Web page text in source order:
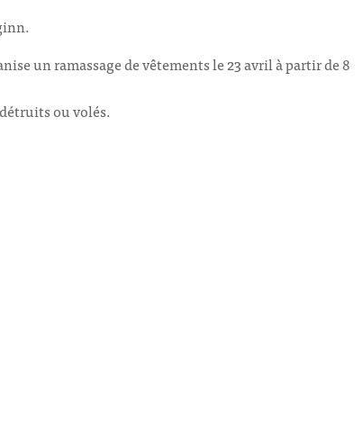
un ramassage de vêtements le 23 avril à partir de 8
ou volés.